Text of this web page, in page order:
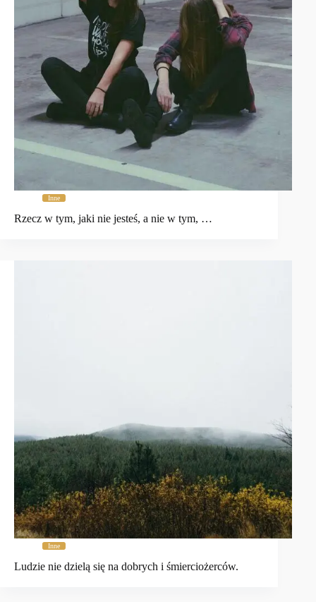
Inne
Rzecz w tym, jaki nie jesteś, a nie w tym, …
Inne
Ludzie nie dzielą się na dobrych i śmierciożerców.